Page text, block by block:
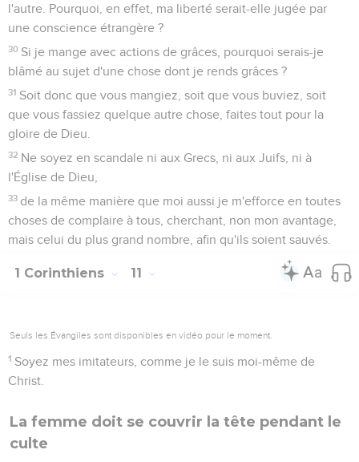
l'autre. Pourquoi, en effet, ma liberté serait-elle jugée par
une conscience étrangère ?
30 Si je mange avec actions de grâces, pourquoi serais-je
blâmé au sujet d'une chose dont je rends grâces ?
31 Soit donc que vous mangiez, soit que vous buviez, soit
que vous fassiez quelque autre chose, faites tout pour la
gloire de Dieu.
32 Ne soyez en scandale ni aux Grecs, ni aux Juifs, ni à
l'Église de Dieu,
33 de la même manière que moi aussi je m'efforce en toutes
choses de complaire à tous, cherchant, non mon avantage,
mais celui du plus grand nombre, afin qu'ils soient sauvés.
1 Corinthiens 11
Seuls les Évangiles sont disponibles en vidéo pour le moment.
1 Soyez mes imitateurs, comme je le suis moi-même de
Christ.
La femme doit se couvrir la tête pendant le
culte